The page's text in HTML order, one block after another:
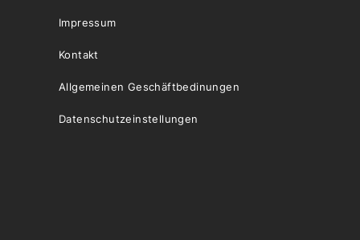
Impressum
Kontakt
Allgemeinen Geschäftbedinungen
Datenschutzeinstellungen